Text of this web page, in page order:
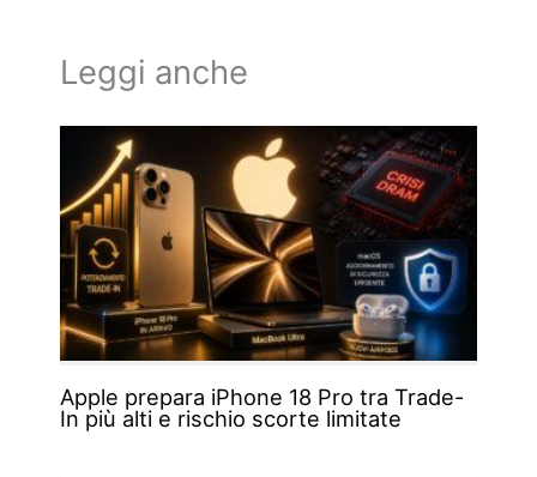
Leggi anche
Apple prepara iPhone 18 Pro tra Trade-
In più alti e rischio scorte limitate